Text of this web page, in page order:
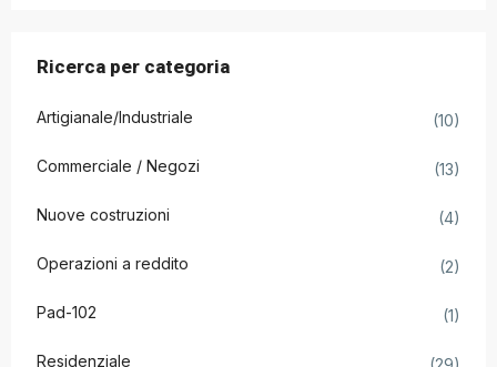
Ricerca per categoria
Artigianale/Industriale (10)
Commerciale / Negozi (13)
Nuove costruzioni (4)
Operazioni a reddito (2)
Pad-102 (1)
Residenziale